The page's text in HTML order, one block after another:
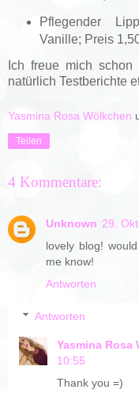
Pflegender
Vanille; Preis
Ich freue mich
natürlich Testberichte
Yasmina Rosa Wölkchen
Teilen
4 Kommentare:
Unknown 29.
lovely blog!
me know!
Antworten
Antworten
Yasmina Rosa
10:55
Thank you =)